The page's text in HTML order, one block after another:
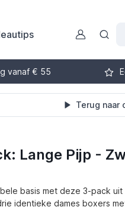
vanaf € 55
Terug naar
Lange Pijp -
basis met deze 3-pack
identieke dames boxers